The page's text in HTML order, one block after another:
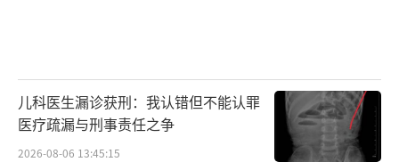
儿科医生漏诊获刑：我认错但不能认罪
医疗疏漏与刑事责任之争
2026-08-06 13:45:15